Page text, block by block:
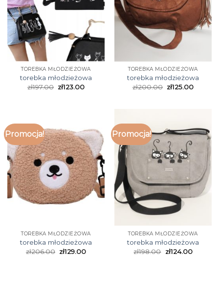
TOREBKA MŁODZIEŻOWA
torebka młodzieżowa
zł197.00 zł123.00
TOREBKA MŁODZIEŻOWA
torebka młodzieżowa
zł200.00 zł125.00
Promocja!
TOREBKA MŁODZIEŻOWA
torebka młodzieżowa
zł206.00 zł129.00
Promocja!
TOREBKA MŁODZIEŻOWA
torebka młodzieżowa
zł198.00 zł124.00